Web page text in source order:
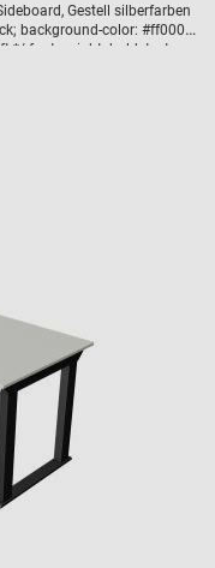
Gestell silberfarben